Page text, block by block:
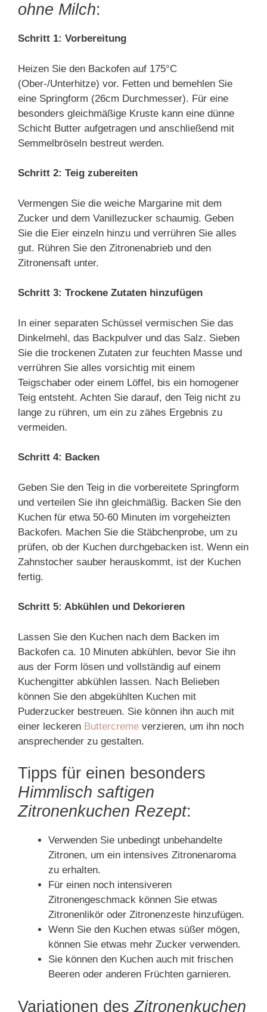
ohne Milch:
Schritt 1: Vorbereitung
Heizen Sie den Backofen auf 175°C
(Ober-/Unterhitze) vor. Fetten und bemehlen Sie
eine Springform (26cm Durchmesser). Für eine
besonders gleichmäßige Kruste kann eine dünne
Schicht Butter aufgetragen und anschließend mit
Semmelbröseln bestreut werden.
Schritt 2: Teig zubereiten
Vermengen Sie die weiche Margarine mit dem
Zucker und dem Vanillezucker schaumig. Geben
Sie die Eier einzeln hinzu und verrühren Sie alles
gut. Rühren Sie den Zitronenabrieb und den
Zitronensaft unter.
Schritt 3: Trockene Zutaten hinzufügen
In einer separaten Schüssel vermischen Sie das
Dinkelmehl, das Backpulver und das Salz. Sieben
Sie die trockenen Zutaten zur feuchten Masse und
verrühren Sie alles vorsichtig mit einem
Teigschaber oder einem Löffel, bis ein homogener
Teig entsteht. Achten Sie darauf, den Teig nicht zu
lange zu rühren, um ein zu zähes Ergebnis zu
vermeiden.
Schritt 4: Backen
Geben Sie den Teig in die vorbereitete Springform
und verteilen Sie ihn gleichmäßig. Backen Sie den
Kuchen für etwa 50-60 Minuten im vorgeheizten
Backofen. Machen Sie die Stäbchenprobe, um zu
prüfen, ob der Kuchen durchgebacken ist. Wenn ein
Zahnstocher sauber herauskommt, ist der Kuchen
fertig.
Schritt 5: Abkühlen und Dekorieren
Lassen Sie den Kuchen nach dem Backen im
Backofen ca. 10 Minuten abkühlen, bevor Sie ihn
aus der Form lösen und vollständig auf einem
Kuchengitter abkühlen lassen. Nach Belieben
können Sie den abgekühlten Kuchen mit
Puderzucker bestreuen. Sie können ihn auch mit
einer leckeren Buttercreme verzieren, um ihn noch
ansprechender zu gestalten.
Tipps für einen besonders
Himmlisch saftigen
Zitronenkuchen Rezept:
Verwenden Sie unbedingt unbehandelte
Zitronen, um ein intensives Zitronenaroma
zu erhalten.
Für einen noch intensiveren
Zitronengeschmack können Sie etwas
Zitronenlikör oder Zitronenzeste hinzufügen.
Wenn Sie den Kuchen etwas süßer mögen,
können Sie etwas mehr Zucker verwenden.
Sie können den Kuchen auch mit frischen
Beeren oder anderen Früchten garnieren.
Variationen desZitronenkuchen